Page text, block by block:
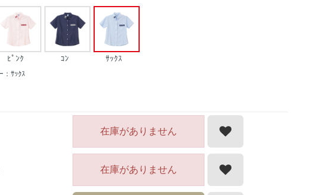
ﾋﾟﾝｸ ｺﾝ ｻｯｸｽ
：ｻｯｸｽ
在庫がありません
在庫がありません